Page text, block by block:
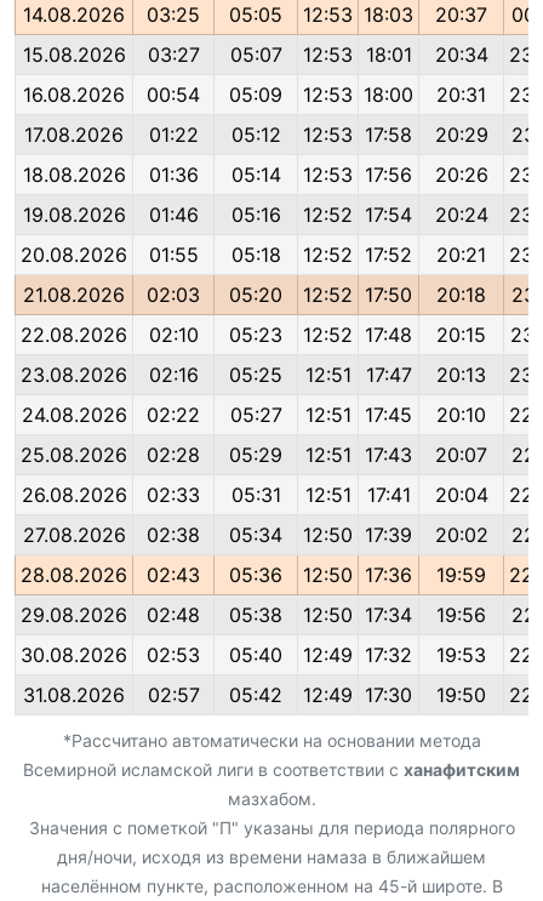
14.08.2026
03:25 05:05 12:53 18:03 20:37
15.08.2026
03:27 05:07 12:53 18:01 20:34
16.08.2026
00:54 05:09 12:53 18:00 20:31
17.08.2026
01:22 05:12 12:53 17:58 20:29
18.08.2026
01:36 05:14 12:53 17:56 20:26
19.08.2026
01:46 05:16 12:52 17:54 20:24
20.08.2026
01:55 05:18 12:52 17:52 20:21
21.08.2026
02:03 05:20 12:52 17:50 20:18
22.08.2026
02:10 05:23 12:52 17:48 20:15
23.08.2026
02:16 05:25 12:51 17:47 20:13
24.08.2026
02:22 05:27 12:51 17:45 20:10
25.08.2026
02:28 05:29 12:51 17:43 20:07
26.08.2026
02:33 05:31 12:51 17:41 20:04
27.08.2026
02:38 05:34 12:50 17:39 20:02
28.08.2026
02:43 05:36 12:50 17:36 19:59
29.08.2026
02:48 05:38 12:50 17:34 19:56
30.08.2026
02:53 05:40 12:49 17:32 19:53
31.08.2026
02:57 05:42 12:49 17:30 19:50
*Рассчитано автоматически на основании метода
Всемирной исламской лиги в соответствии с ханафитским
мазхабом.
Значения с пометкой "П" указаны для периода полярного
дня/ночи, исходя из времени намаза в ближайшем
населённом пункте, расположенном на 45-й широте. В